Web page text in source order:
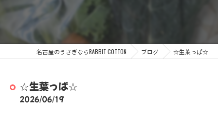
名古屋のうさぎならRABBIT COTTON ブログ ☆生葉っぱ☆
☆生葉っぱ☆
2026/06/19